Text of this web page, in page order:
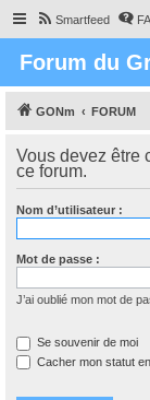
Smartfeed
Forum du
GONm FORUM
Vous devez être
ce forum.
Nom d’utilisateur :
Mot de passe :
J’ai oublié mon mot de
Se souvenir de moi
Cacher mon statut